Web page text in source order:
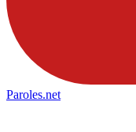
Paroles.net